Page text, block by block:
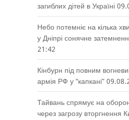
загиблих дітей в Україні
Небо потемніє на кілька
у Дніпрі сонячне
21:42
Кінбурн під повним
армія РФ у “капкані”
Тайвань спрямує на
через загрозу вторгнення